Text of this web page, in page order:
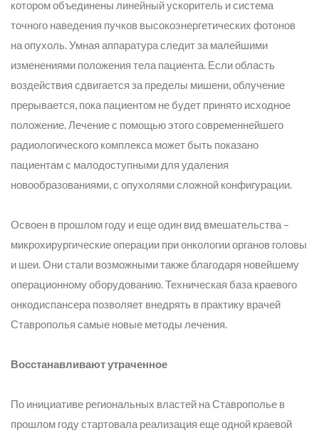
котором объединены линейный ускоритель и система
точного наведения пучков высокоэнергетических фотонов
на опухоль. Умная аппаратура следит за малейшими
изменениями положения тела пациента. Если область
воздействия сдвигается за пределы мишени, облучение
прерывается, пока пациентом не будет принято исходное
положение. Лечение с помощью этого современнейшего
радиологического комплекса может быть показано
пациентам с малодоступными для удаления
новообразованиями, с опухолями сложной конфигурации.
Освоен в прошлом году и еще один вид вмешательства –
микрохирургические операции при онкологии органов головы
и шеи. Они стали возможными также благодаря новейшему
операционному оборудованию. Техническая база краевого
онкодиспансера позволяет внедрять в практику врачей
Ставрополья самые новые методы лечения.
Восстанавливают утраченное
По инициативе региональных властей на Ставрополье в
прошлом году стартовала реализация еще одной краевой